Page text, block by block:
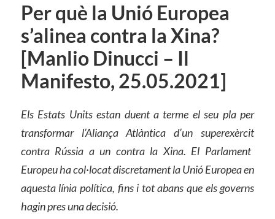
Per què la Unió Europea
s’alinea contra la Xina?
[Manlio Dinucci – Il
Manifesto, 25.05.2021]
Els Estats Units estan duent a terme el seu pla per
transformar l’Aliança Atlàntica d’un superexèrcit
contra Rússia a un contra la Xina. El Parlament
Europeu ha col·locat discretament la Unió Europea en
aquesta línia política, fins i tot abans que els governs
hagin pres una decisió.